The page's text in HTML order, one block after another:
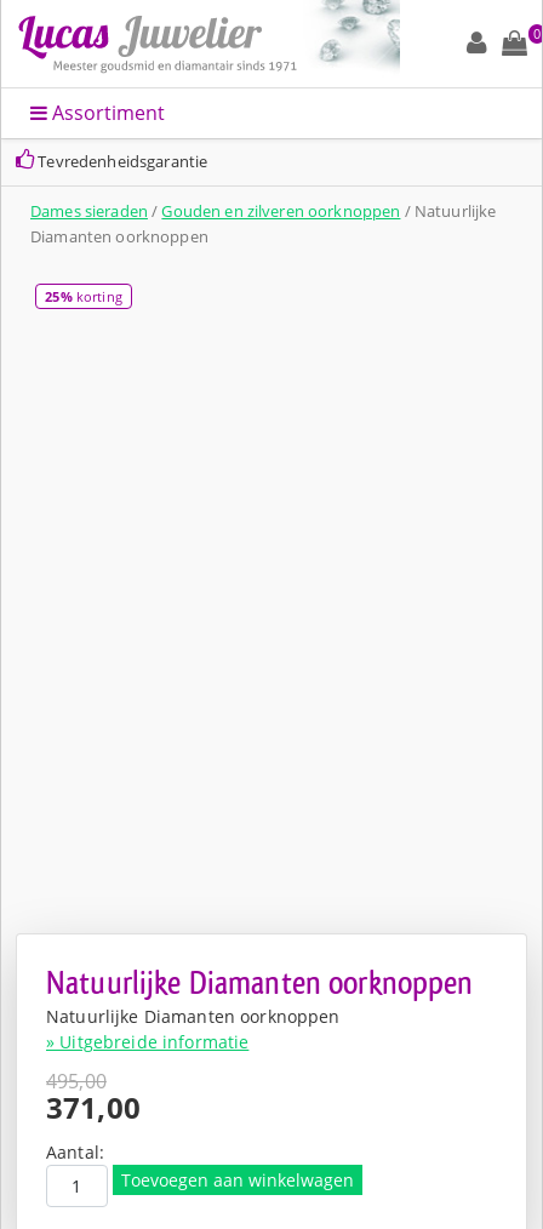
0
Assortiment
Tevredenheidsgarantie
Dames sieraden /Gouden en zilveren oorknoppen / Natuurlijke
Diamanten oorknoppen
25%korting
Natuurlijke Diamanten oorknoppen
Natuurlijke Diamanten oorknoppen
» Uitgebreide informatie
495,00
Oorspronkelijke
prijs
was:
€495,00.
371,00
Huidige
prijs
is:
€371,00.
Aantal:
Toevoegen aan winkelwagen